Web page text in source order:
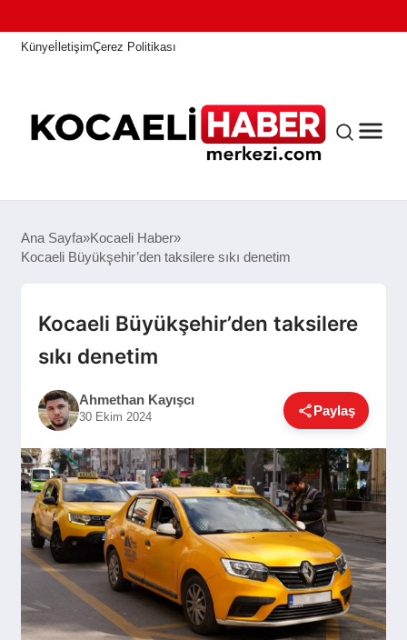
KünyeİletişimÇerez Politikası
ANASAYFA
ASAYIŞ
GÜNDEM
SIYASET
EĞITIM
EKONOMI
Ana Sayfa Kocaeli Haber
Kocaeli Büyükşehir’den taksilere sıkı denetim
Kocaeli Büyükşehir’den taksilere
sıkı denetim
Ahmethan Kayışcı
30 Ekim 2024 Paylaş